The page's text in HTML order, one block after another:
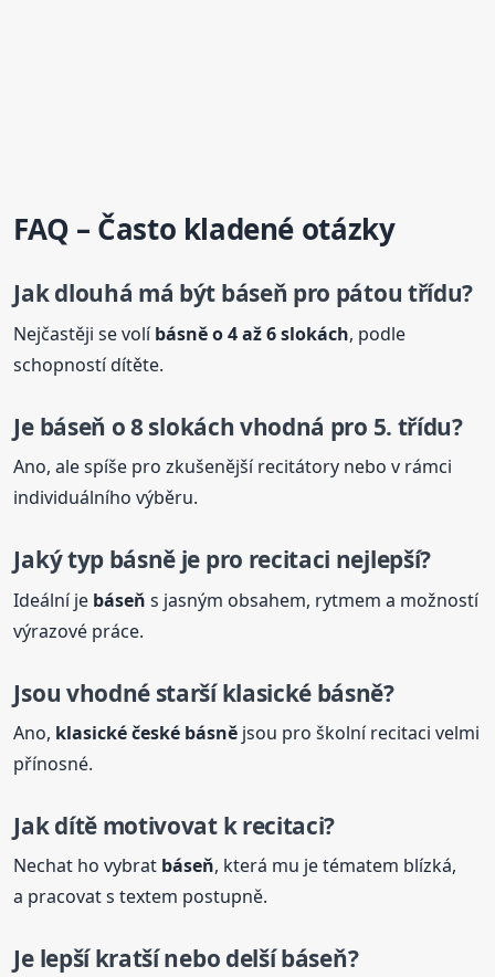
FAQ – Často kladené otázky
Jak dlouhá má být báseň pro pátou třídu?
Nejčastěji se volíbásněo 4až 6 slokách, podle
schopností dítěte.
Je báseň o 8 slokách vhodná pro 5. třídu?
Ano, ale spíše pro zkušenější recitátory nebo v rámci
individuálního výběru.
Jaký typ básně je pro recitaci nejlepší?
Ideální je báseň s jasným obsahem, rytmem a možností
výrazové práce.
Jsou vhodné starší klasické básně?
Ano, klasické české básně jsou pro školní recitaci velmi
přínosné.
Jak dítě motivovat k recitaci?
Nechat ho vybrat báseň, která mu je tématem blízká,
a pracovat s textem postupně.
Je lepší kratší nebo delšíbáseň?